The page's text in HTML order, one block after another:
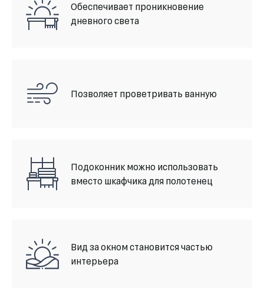
Обеспечивает проникновение
дневного света
Позволяет проветривать ванную
Подоконник можно использовать
вместо шкафчика для полотенец
Вид за окном становится частью
интерьера